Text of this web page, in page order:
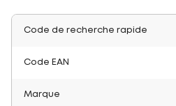
Code de recherche rapide
Code EAN
Marque